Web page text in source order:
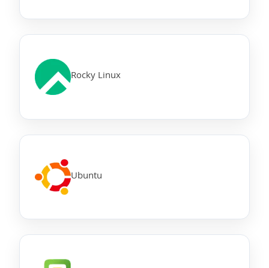
Rocky Linux
Ubuntu